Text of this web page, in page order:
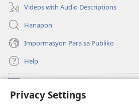
Privacy Settings
Videos with Audio Descriptions
Hanapon
Impormasyon Para sa Publiko
Help
(opens
new